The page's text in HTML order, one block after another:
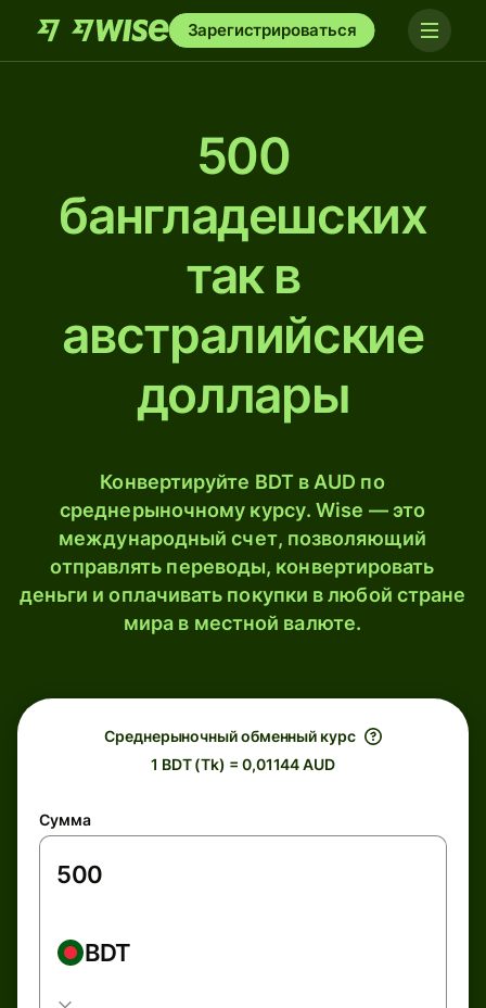
Зарегистрироваться
500
бангладешских
так в
австралийские
доллары
Конвертируйте BDT в AUD по
среднерыночному курсу. Wise — это
международный счет, позволяющий
отправлять переводы, конвертировать
деньги и оплачивать покупки в любой стране
мира в местной валюте.
Среднерыночный обменный курс
1 BDT (Tk) = 0,01144 AUD
Сумма
BDT